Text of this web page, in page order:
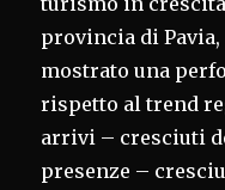
provincia di
mostrato una
rispetto al trend
arrivi – cresciuti
presenze –